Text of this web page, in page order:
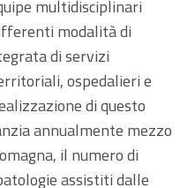
multidisciplinari
modalità di
di servizi
ospedalieri e
di questo
annualmente mezzo
il numero di
assistiti dalle